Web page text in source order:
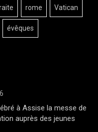
rome Vatican
évêques
à Assise la messe de
auprès des jeunes